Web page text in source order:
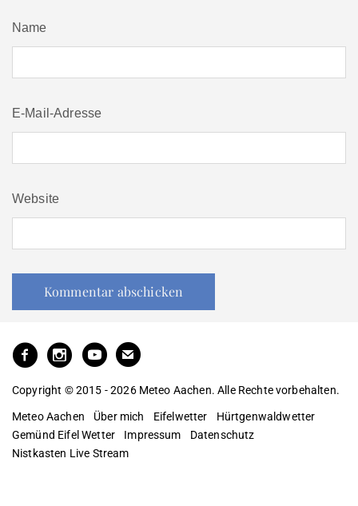
Name
E-Mail-Adresse
Website
Copyright © 2015 - 2026 Meteo Aachen. Alle Rechte vorbehalten.
Meteo Aachen Über mich Eifelwetter
Hürtgenwaldwetter
Gemünd Eifel Wetter
Impressum
Datenschutz
Nistkasten Live Stream